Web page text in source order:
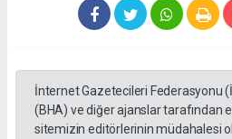
İnternet Gazetecileri Federasyonu
(BHA) ve diğer ajanslar tarafından
sitemizin editörlerinin müdahalesi